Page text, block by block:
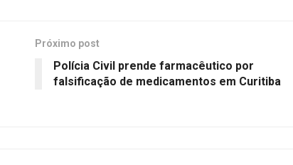
Próximo post
Polícia Civil prende farmacêutico por
falsificação de medicamentos em Curitiba